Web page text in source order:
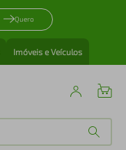
Quero
Imóveis e Veículos